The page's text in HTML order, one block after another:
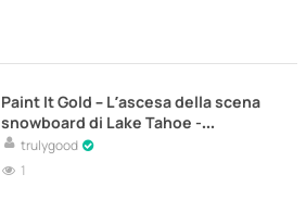
Paint It Gold – L’ascesa della scena
snowboard di Lake Tahoe -
Documentario
trulygood
1